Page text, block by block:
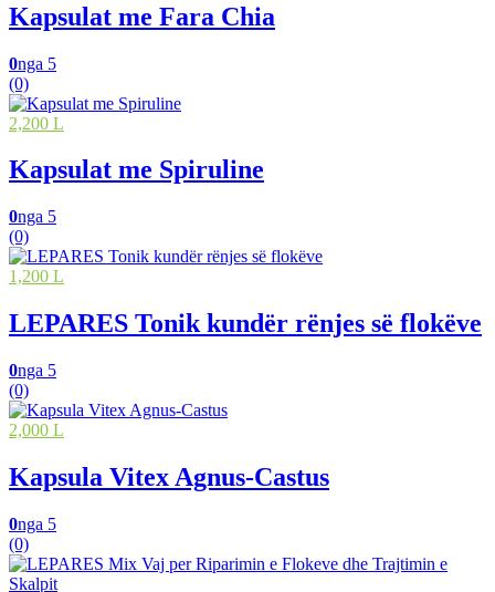
Kapsulat me Fara Chia
0nga 5
(0)
2,200 L
Kapsulat me Spiruline
0nga 5
(0)
1,200 L
LEPARES Tonik kundër rënjes së flokëve
0nga 5
(0)
2,000 L
Kapsula Vitex Agnus-Castus
0nga 5
(0)